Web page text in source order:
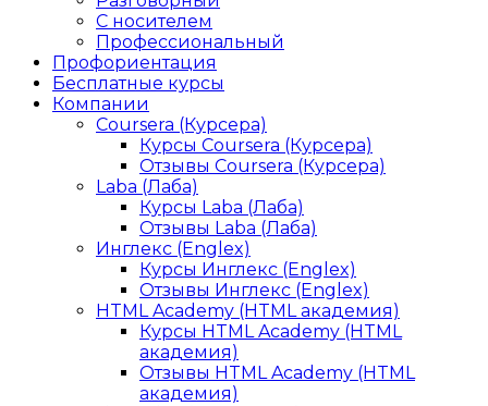
С носителем
Профессиональный
Профориентация
Бесплатные курсы
Компании
Coursera (Курсера)
Курсы Coursera (Курсера)
Отзывы Coursera (Курсера)
Laba (Лаба)
Курсы Laba (Лаба)
Отзывы Laba (Лаба)
Инглекс (Englex)
Курсы Инглекс (Englex)
Отзывы Инглекс (Englex)
HTML Academy (HTML академия)
Курсы HTML Academy (HTML
академия)
Отзывы HTML Academy (HTML
академия)